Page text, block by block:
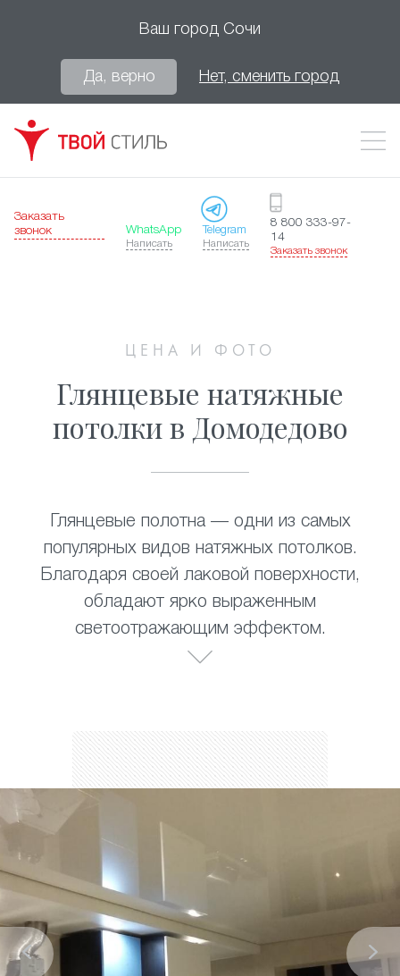
Ваш город Сочи
Да, верно Нет, сменить город
Заказать
звонок
WhatsApp
Написать
Telegram
Написать
8 800 333-97-
14
Заказать звонок
ЦЕНА И ФОТО
Глянцевые натяжные
потолки в Домодедово
Глянцевые полотна — одни из самых
популярных видов натяжных потолков.
Благодаря своей лаковой поверхности,
обладают ярко выраженным
светоотражающим эффектом.